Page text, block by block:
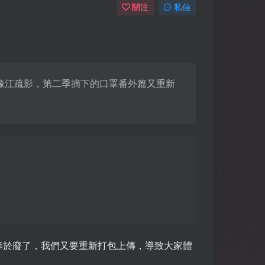
關注 私信
疏影，第二季摘下的口罩番外篇又重新
廢了，我們又要重新打包上傳，導致大家體